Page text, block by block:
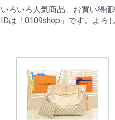
いろいろ人気商品、お買い得
IDは「0109shop」です。よろ